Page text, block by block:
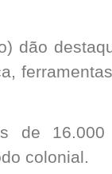
dão
de
colonial.